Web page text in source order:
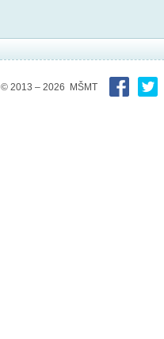
© 2013 – 2026 MŠMT